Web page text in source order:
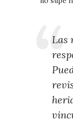
Las